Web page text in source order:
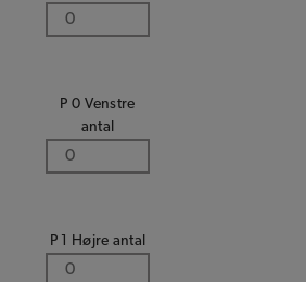
P 0 Venstre
antal
P 1 Højre antal